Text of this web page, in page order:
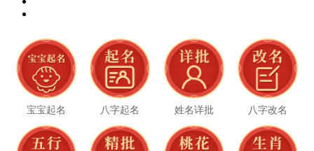
宝宝起名 八字起名 姓名详批 八字改名